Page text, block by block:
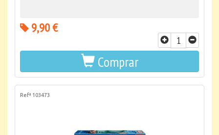
9,90 €
Comprar
Refª 103473